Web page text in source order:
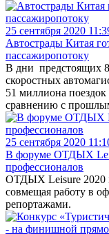
25 сентября 2020
Автострады Китая
пассажиропотоку
В дни предстоящих
скоростных
51 миллиона
сравнению с
25 сентября 2020
В форуме ОТДЫХ
профессионалов
ОТДЫХ Leisure 2020
совмещая работу в
репортажами.